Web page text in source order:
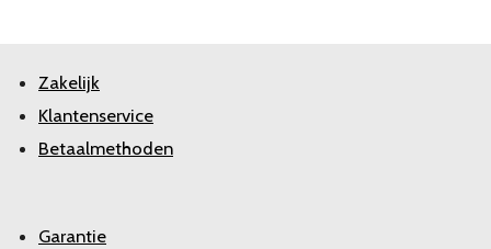
Zakelijk
Klantenservice
Betaalmethoden
Garantie